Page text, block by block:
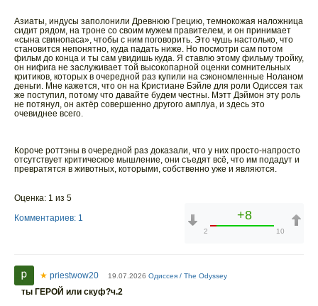
Азиаты, индусы заполонили Древнюю Грецию, темнокожая наложница
сидит рядом, на троне со своим мужем правителем, и он принимает
«сына свинопаса», чтобы с ним поговорить. Это чушь настолько, что
становится непонятно, куда падать ниже. Но посмотри сам потом
фильм до конца и ты сам увидишь куда. Я ставлю этому фильму тройку,
он нифига не заслуживает той высокопарной оценки сомнительных
критиков, которых в очередной раз купили на сэкономленные Ноланом
деньги. Мне кажется, что он на Кристиане Бэйле для роли Одиссея так
же поступил, потому что давайте будем честны. Мэтт Дэймон эту роль
не потянул, он актёр совершенно другого амплуа, и здесь это
очевиднее всего.
Короче роттэны в очередной раз доказали, что у них просто-напросто
отсутствует критическое мышление, они съедят всё, что им подадут и
превратятся в животных, которыми, собственно уже и являются.
Оценка: 1 из 5
Комментариев: 1
+8
2 10
★ priestwow20 19.07.2026 Одиссея / The Odyssey
ты ГЕРОЙ или скуф?ч.2